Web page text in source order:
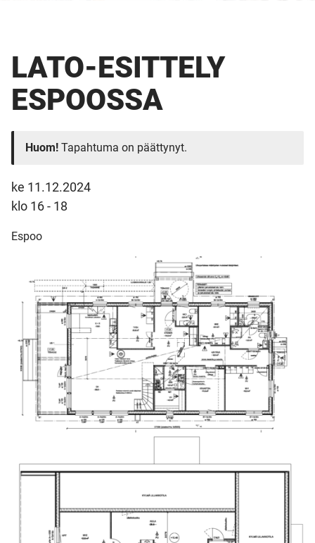
LATO-ESITTELY
ESPOOSSA
Huom! Tapahtuma on päättynyt.
ke 11.12.2024
klo 16 - 18
Espoo